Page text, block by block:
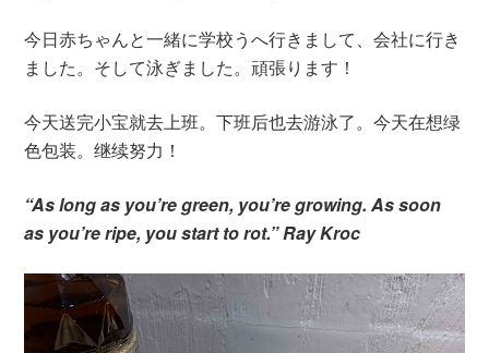
今日赤ちゃんと一緒に学校うへ行きまして、会社に行き
ました。そして泳ぎました。頑張ります！
今天送完小宝就去上班。下班后也去游泳了。今天在想绿
色包装。继续努力！
“As long as you’re green, you’re growing. As soon
as you’re ripe, you start to rot.” Ray Kroc